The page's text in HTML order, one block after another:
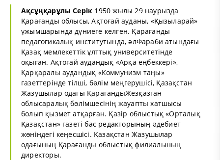
Ақсұңқарұлы Серік 1950 жылы 29 наурызда
Қарағанды облысы, Ақтоғай ауданы, «Қызыларай»
ұжымшарында дүниеге келген. Қарағанды
педагогикалық институтында, әлФараби атындағы
Қазақ мемлекеттік ұлттық университетінде
оқыған. Ақтоғай аудандық «Арқа еңбеккері»,
Қарқаралы аудандық «Коммунизм таңы»
газеттерінде тілші, бөлім меңгерушісі, Қазақстан
Жазушылар одағы ҚарағандыЖезқазған
облысаралық бөлімшесінің жауапты хатшысы
болып қызмет атқарған. Қазір облыстық «Орталық
Қазақстан» газеті бас редакторының әдебиет
жөніндегі кеңесшісі. Қазақстан Жазушылар
одағының Қарағанды облыстық филиалының
директоры.